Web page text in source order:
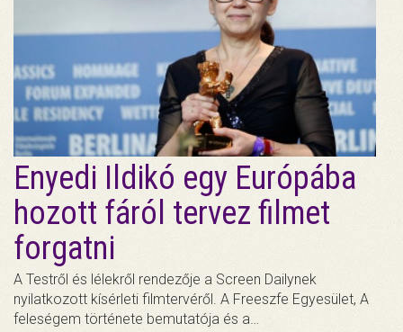
Enyedi Ildikó egy Európába
hozott fáról tervez filmet
forgatni
A Testről és lélekről rendezője a Screen Dailynek
nyilatkozott kísérleti filmtervéről. A Freeszfe Egyesület, A
feleségem története bemutatója és a…